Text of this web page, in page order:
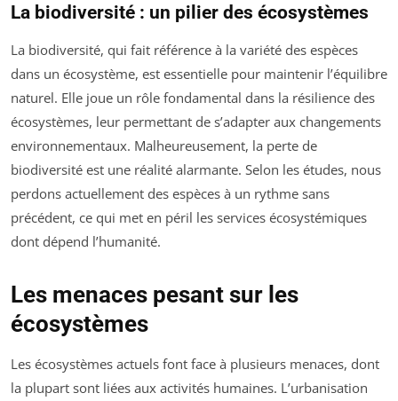
La biodiversité : un pilier des écosystèmes
La biodiversité, qui fait référence à la variété des espèces
dans un écosystème, est essentielle pour maintenir l’équilibre
naturel. Elle joue un rôle fondamental dans la résilience des
écosystèmes, leur permettant de s’adapter aux changements
environnementaux. Malheureusement, la perte de
biodiversité est une réalité alarmante. Selon les études, nous
perdons actuellement des espèces à un rythme sans
précédent, ce qui met en péril les services écosystémiques
dont dépend l’humanité.
Les menaces pesant sur les
écosystèmes
Les écosystèmes actuels font face à plusieurs menaces, dont
la plupart sont liées aux activités humaines. L’urbanisation